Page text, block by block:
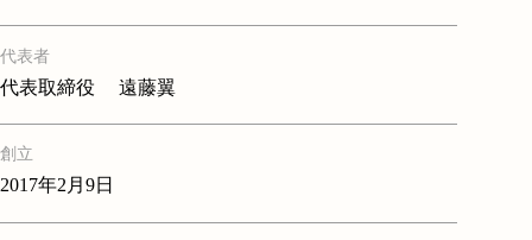
代表者
代表取締役 遠藤翼
創立
2017年2月9日